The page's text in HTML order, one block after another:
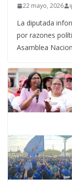
22 mayo, 2026
La diputada
por razones
Asamblea